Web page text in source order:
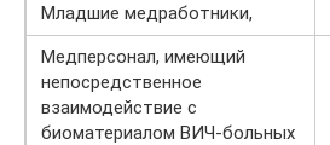
Младшие медработники,
Медперсонал, имеющий
непосредственное
взаимодействие с
биоматериалом ВИЧ-больных